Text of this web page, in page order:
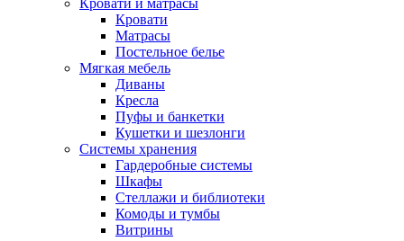
Кровати и матрасы
Кровати
Матрасы
Постельное белье
Мягкая мебель
Диваны
Кресла
Пуфы и банкетки
Кушетки и шезлонги
Системы хранения
Гардеробные системы
Шкафы
Стеллажи и библиотеки
Комоды и тумбы
Витрины